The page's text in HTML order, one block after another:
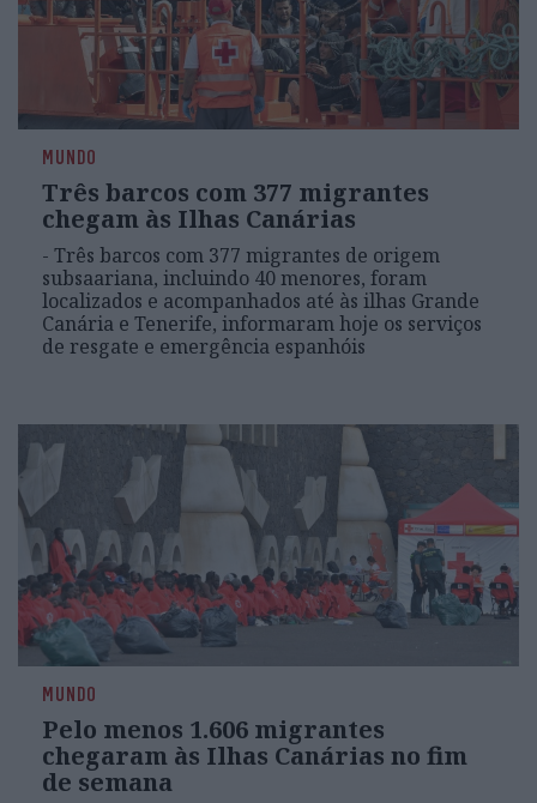
MUNDO
Três barcos com 377 migrantes
chegam às Ilhas Canárias
- Três barcos com 377 migrantes de origem
subsaariana, incluindo 40 menores, foram
localizados e acompanhados até às ilhas Grande
Canária e Tenerife, informaram hoje os serviços
de resgate e emergência espanhóis
MUNDO
Pelo menos 1.606 migrantes
chegaram às Ilhas Canárias no fim
de semana